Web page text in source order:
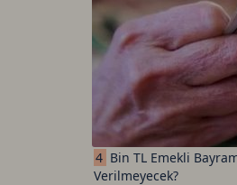
4 Bin TL Emekli
Verilmeyecek?